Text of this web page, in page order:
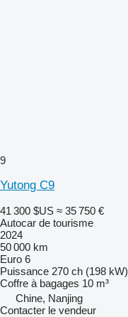
9
Yutong C9
41 300 $US ≈ 35 750 €
Autocar de tourisme
2024
50 000 km
Euro 6
Puissance 270 ch (198 kW)
Coffre à bagages 10 m³
Chine, Nanjing
Contacter le vendeur